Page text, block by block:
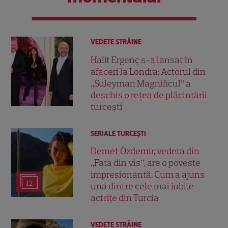
VEDETE STRĂINE
Halit Ergenç s-a lansat în
afaceri la Londra: Actorul din
„Suleyman Magnificul” a
deschis o rețea de plăcintării
turcești
12
SERIALE TURCEŞTI
Demet Özdemir, vedeta din
„Fata din vis”, are o poveste
impresionantă. Cum a ajuns
una dintre cele mai iubite
actrițe din Turcia
VEDETE STRĂINE